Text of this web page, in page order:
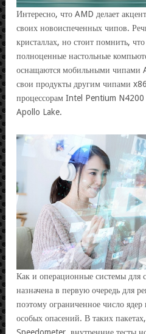
Интересно, что AMD делает
своих новоиспеченных чипов.
кристаллах, но стоит помнить,
полноценные настольные
оснащаются мобильными чипами
свои продукты другим чипами
процессорам Intel Pentium
Apollo Lake.
Как и операционные системы для
назначена в первую очередь для
поэтому ограниченное число
особых опасений. В таких
Speedometer, внутренние тесты